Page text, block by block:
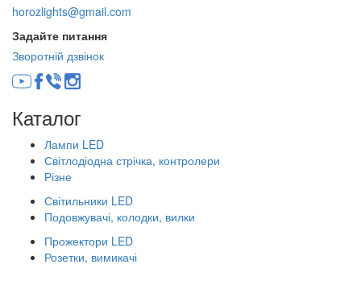
horozlights@gmail.com
Задайте питання
Зворотній дзвінок
Каталог
Лампи LED
Світлодіодна стрічка, контролери
Різне
Світильники LED
Подовжувачі, колодки, вилки
Прожектори LED
Розетки, вимикачі